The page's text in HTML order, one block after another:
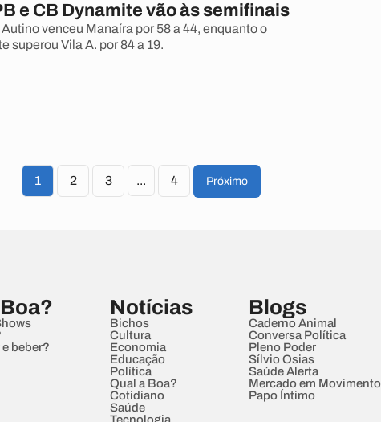
e CB Dynamite vão às semifinais
venceu Manaíra por 58 a 44, enquanto o
superou Vila A. por 84 a 19.
1 2 3 ... 4 Próximo
beber?
Notícias
Bichos
Cultura
Economia
Educação
Política
Qual a Boa?
Cotidiano
Saúde
Blogs
Caderno Animal
Conversa Política
Pleno Poder
Sílvio Osias
Saúde Alerta
Mercado em Movimento
Papo Íntimo